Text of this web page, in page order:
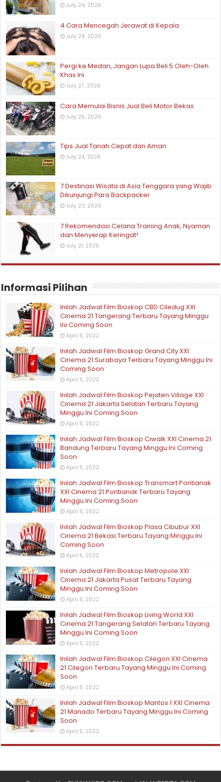
July 29, 2026
4 Cara Mencegah Jerawat di Kepala
July 28, 2026
Pergi ke Medan, Jangan Lupa Beli 5 Oleh-Oleh
Khas Ini
July 27, 2026
Cara Memulai Bisnis Jual Beli Motor Bekas
July 26, 2026
Tips Jual Tanah Cepat dan Aman
July 24, 2026
7 Destinasi Wisata di Asia Tenggara yang Wajib
Dikunjungi Para Backpacker
July 23, 2026
7 Rekomendasi Celana Training Anak, Nyaman
dan Menyerap Keringat!
July 21, 2026
Informasi Pilihan
Inilah Jadwal Film Bioskop CBD Ciledug XXI
Cinema 21 Tangerang Terbaru Tayang Minggu
Ini Coming Soon
April 5, 2022
Inilah Jadwal Film Bioskop Grand City XXI
Cinema 21 Surabaya Terbaru Tayang Minggu Ini
Coming Soon
April 5, 2022
Inilah Jadwal Film Bioskop Pejaten Village XXI
Cinema 21 Jakarta Selatan Terbaru Tayang
Minggu Ini Coming Soon
April 5, 2022
Inilah Jadwal Film Bioskop Ciwalk XXI Cinema 21
Bandung Terbaru Tayang Minggu Ini Coming
Soon
April 5, 2022
Inilah Jadwal Film Bioskop Transmart Pontianak
XXI Cinema 21 Pontianak Terbaru Tayang
Minggu Ini Coming Soon
April 5, 2022
Inilah Jadwal Film Bioskop Plasa Cibubur XXI
Cinema 21 Bekasi Terbaru Tayang Minggu Ini
Coming Soon
April 5, 2022
Inilah Jadwal Film Bioskop Metropole XXI
Cinema 21 Jakarta Pusat Terbaru Tayang
Minggu Ini Coming Soon
April 5, 2022
Inilah Jadwal Film Bioskop Living World XXI
Cinema 21 Tangerang Selatan Terbaru Tayang
Minggu Ini Coming Soon
April 5, 2022
Inilah Jadwal Film Bioskop Cilegon XXI Cinema
21 Cilegon Terbaru Tayang Minggu Ini Coming
Soon
April 5, 2022
Inilah Jadwal Film Bioskop Mantos 1 XXI Cinema
21 Manado Terbaru Tayang Minggu Ini Coming
Soon
April 5, 2022